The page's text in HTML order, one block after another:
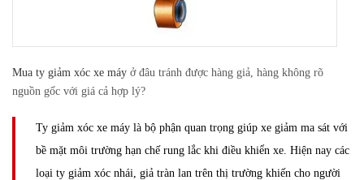
Mua ty giảm xóc xe máy ở đâu tránh được hàng giả, hàng không rõ
nguồn gốc với giá cả hợp lý?
Ty giảm xóc xe máy là bộ phận quan trọng giúp xe giảm ma sát với
bề mặt môi trường hạn chế rung lắc khi điều khiển xe. Hiện nay các
loại ty giảm xóc nhái, giả tràn lan trên thị trường khiến cho người